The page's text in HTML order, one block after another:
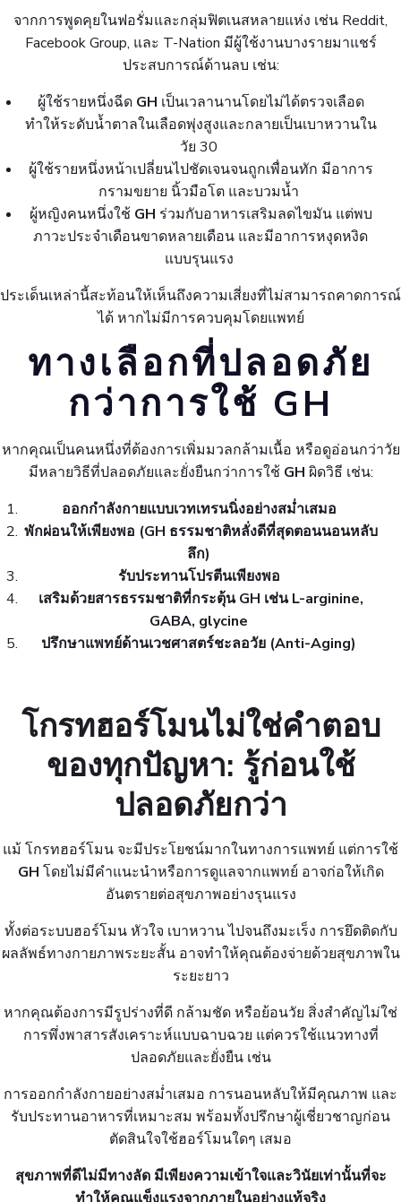
จากการพูดคุยในฟอรั่มและกลุ่มฟิตเนสหลายแห่ง เช่น Reddit,
Facebook Group, และ T-Nation มีผู้ใช้งานบางรายมาแชร์
ประสบการณ์ด้านลบ เช่น:
ผู้ใช้รายหนึ่งฉีด GH เป็นเวลานานโดยไม่ได้ตรวจเลือด
ทำให้ระดับน้ำตาลในเลือดพุ่งสูงและกลายเป็นเบาหวานใน
วัย 30
ผู้ใช้รายหนึ่งหน้าเปลี่ยนไปชัดเจนจนถูกเพื่อนทัก มีอาการ
กรามขยาย นิ้วมือโต และบวมน้ำ
ผู้หญิงคนหนึ่งใช้ GH ร่วมกับอาหารเสริมลดไขมัน แต่พบ
ภาวะประจำเดือนขาดหลายเดือน และมีอาการหงุดหงิด
แบบรุนแรง
ประเด็นเหล่านี้สะท้อนให้เห็นถึงความเสี่ยงที่ไม่สามารถคาดการณ์
ได้ หากไม่มีการควบคุมโดยแพทย์
ทางเลือกที่ปลอดภัย
กว่าการใช้ GH
หากคุณเป็นคนหนึ่งที่ต้องการเพิ่มมวลกล้ามเนื้อ หรือดูอ่อนกว่าวัย
มีหลายวิธีที่ปลอดภัยและยั่งยืนกว่าการใช้ GH ผิดวิธี เช่น:
ออกกำลังกายแบบเวทเทรนนิ่งอย่างสม่ำเสมอ
พักผ่อนให้เพียงพอ (GH ธรรมชาติหลั่งดีที่สุดตอนนอนหลับ
ลึก)
รับประทานโปรตีนเพียงพอ
เสริมด้วยสารธรรมชาติที่กระตุ้น GH เช่น L-arginine,
GABA, glycine
ปรึกษาแพทย์ด้านเวชศาสตร์ชะลอวัย (Anti-Aging)
โกรทฮอร์โมนไม่ใช่คำตอบ
ของทุกปัญหา: รู้ก่อนใช้
ปลอดภัยกว่า
แม้ โกรทฮอร์โมน จะมีประโยชน์มากในทางการแพทย์ แต่การใช้
GH โดยไม่มีคำแนะนำหรือการดูแลจากแพทย์ อาจก่อให้เกิด
อันตรายต่อสุขภาพอย่างรุนแรง
ทั้งต่อระบบฮอร์โมน หัวใจ เบาหวาน ไปจนถึงมะเร็ง การยึดติดกับ
ผลลัพธ์ทางกายภาพระยะสั้น อาจทำให้คุณต้องจ่ายด้วยสุขภาพใน
ระยะยาว
หากคุณต้องการมีรูปร่างที่ดี กล้ามชัด หรือย้อนวัย สิ่งสำคัญไม่ใช่
การพึ่งพาสารสังเคราะห์แบบฉาบฉวย แต่ควรใช้แนวทางที่
ปลอดภัยและยั่งยืน เช่น
การออกกำลังกายอย่างสม่ำเสมอ การนอนหลับให้มีคุณภาพ และ
รับประทานอาหารที่เหมาะสม พร้อมทั้งปรึกษาผู้เชี่ยวชาญก่อน
ตัดสินใจใช้ฮอร์โมนใดๆ เสมอ
สุขภาพที่ดีไม่มีทางลัด มีเพียงความเข้าใจและวินัยเท่านั้นที่จะ